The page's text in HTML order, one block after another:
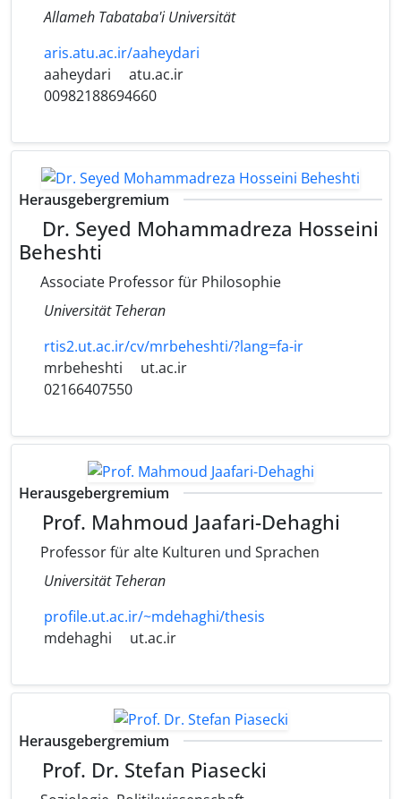
Allameh Tabataba'i Universität
aris.atu.ac.ir/aaheydari
aaheydari
atu.ac.ir
00982188694660
Herausgebergremium
Dr. Seyed Mohammadreza Hosseini
Beheshti
Associate Professor für Philosophie
Universität Teheran
rtis2.ut.ac.ir/cv/mrbeheshti/?lang=fa-ir
mrbeheshti
ut.ac.ir
02166407550
Herausgebergremium
Prof. Mahmoud Jaafari-Dehaghi
Professor für alte Kulturen und Sprachen
Universität Teheran
profile.ut.ac.ir/~mdehaghi/thesis
mdehaghi
ut.ac.ir
Herausgebergremium
Prof. Dr. Stefan Piasecki